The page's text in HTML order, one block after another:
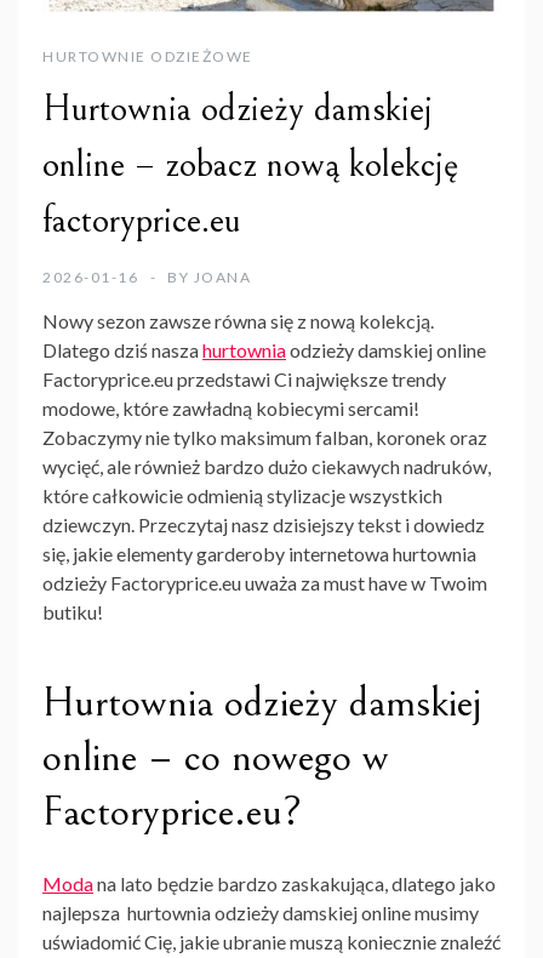
HURTOWNIE ODZIEŻOWE
Hurtownia odzieży damskiej
online – zobacz nową kolekcję
factoryprice.eu
2026-01-16 BY JOANA
Nowy sezon zawsze równa się z nową kolekcją.
Dlatego dziś naszahurtowniaodzieży damskiej online
Factoryprice.euprzedstawi Ci największe trendy
modowe, które zawładną kobiecymi sercami!
Zobaczymy nie tylko maksimum falban, koronek oraz
wycięć, ale również bardzo dużo ciekawych nadruków,
które całkowicie odmienią stylizacje wszystkich
dziewczyn. Przeczytaj nasz dzisiejszy tekst i dowiedz
się, jakie elementy garderoby internetowa hurtownia
odzieży Factoryprice.euuważa za must have w Twoim
butiku!
Hurtownia odzieży damskiej
online – co nowego w
Factoryprice.eu?
Modana lato będzie bardzo zaskakująca, dlatego jako
najlepsza hurtownia odzieży damskiej onlinemusimy
uświadomić Cię, jakie ubranie muszą koniecznie znaleźć